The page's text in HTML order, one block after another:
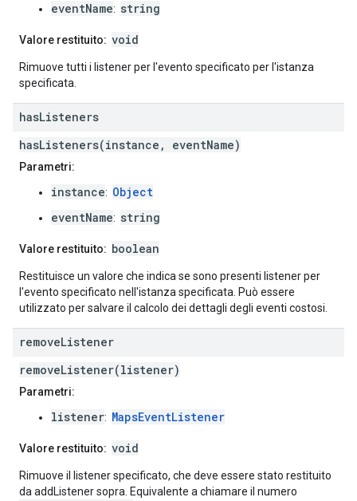
eventName: string
Valore restituito: void
Rimuove tutti i listener per l'evento specificato per l'istanza
specificata.
hasListeners
hasListeners(instance, eventName)
Parametri:
instance: Object
eventName: string
Valore restituito: boolean
Restituisce un valore che indica se sono presenti listener per
l'evento specificato nell'istanza specificata. Può essere
utilizzato per salvare il calcolo dei dettagli degli eventi costosi.
removeListener
removeListener(listener)
Parametri:
listener: MapsEventListener
Valore restituito: void
Rimuove il listener specificato, che deve essere stato restituito
da addListener sopra. Equivalente a chiamare il numero